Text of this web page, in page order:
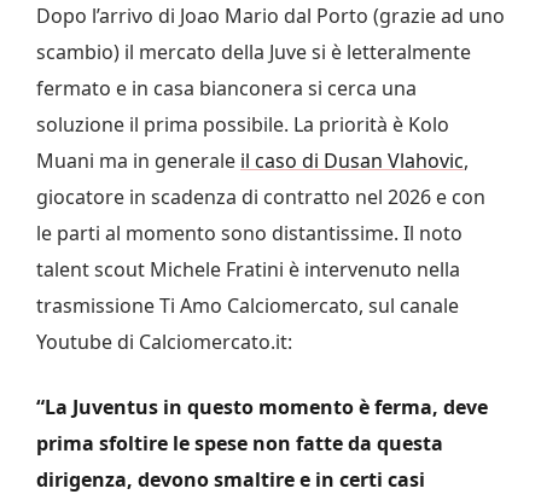
Dopo l’arrivo di Joao Mario dal Porto (grazie ad uno
scambio) il mercato della Juve si è letteralmente
fermato e in casa bianconera si cerca una
soluzione il prima possibile. La priorità è Kolo
Muani ma in generale il caso di Dusan Vlahovic,
giocatore in scadenza di contratto nel 2026 e con
le parti al momento sono distantissime. Il noto
talent scout Michele Fratini è intervenuto nella
trasmissione Ti Amo Calciomercato, sul canale
Youtube di Calciomercato.it:
“La Juventus in questo momento è ferma, deve
prima sfoltire le spese non fatte da questa
dirigenza, devono smaltire e in certi casi